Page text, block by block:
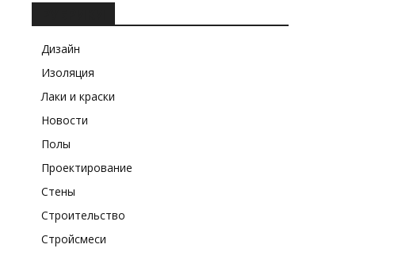
Дизайн
Изоляция
Лаки и краски
Новости
Полы
Проектирование
Стены
Строительство
Стройсмеси